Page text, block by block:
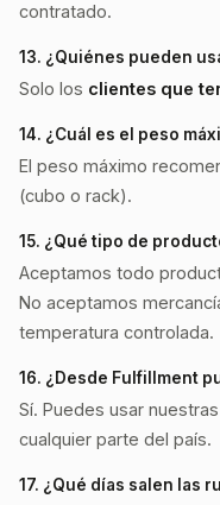
contratado.
13. ¿Quiénes pueden
Solo los clientes que
14. ¿Cuál es el peso
El peso máximo
(cubo o rack).
15. ¿Qué tipo de
Aceptamos todo
No aceptamos
temperatura controlada.
16. ¿Desde Fulfillment
Sí. Puedes usar nuestras
cualquier parte del país.
17. ¿Qué días salen las